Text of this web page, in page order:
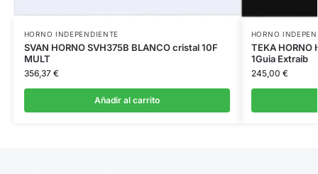
HORNO INDEPENDIENTE
SVAN HORNO SVH375B BLANCO cristal 10F
MULT
356,37 €
Añadir al carrito
HORNO
TEKA HORNO
1Guia Extraib
245,00 €